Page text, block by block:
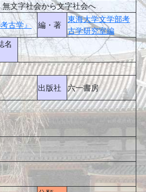
無文字社会から文字社会へ
古学』 編・著
東海大学文学部考
古学研究室編
名
出版社
六一書房